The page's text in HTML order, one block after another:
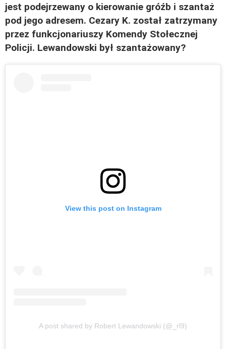
jest podejrzewany o kierowanie gróźb i szantaż
pod jego adresem. Cezary K. został zatrzymany
przez funkcjonariuszy Komendy Stołecznej
Policji. Lewandowski był szantażowany?
View this post on Instagram
A post shared by Robert Lewandowski (@_rl9)